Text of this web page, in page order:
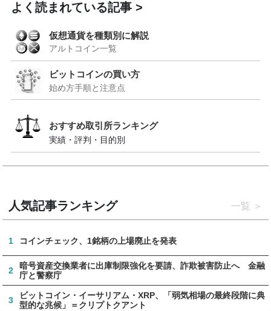
よく読まれている記事
仮想通貨を種類別に解説
アルトコイン一覧
ビットコインの買い方
始め方手順と注意点
おすすめ取引所ランキング
実績・評判・目的別
人気記事ランキング 一覧
1 コインチェック、1銘柄の上場廃止を発表
2
暗号資産交換業者に出庫制限強化を要請、詐欺被害防止へ 金融
庁と警察庁
3
ビットコイン・イーサリアム・XRP、「弱気相場の最終段階に典
型的な兆候」＝クリプトクアント